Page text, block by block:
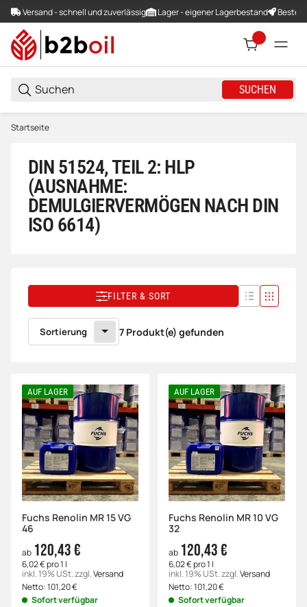
Versand - schnell und zuverlässig Lager - eigener Lagerbestand
SUCHEN
Startseite
DIN 51524, TEIL 2: HLP
(AUSNAHME:
DEMULGIERVERMÖGEN NACH DIN
ISO 6614)
FILTER & SORT
Sortierung 7 Produkt(e) gefunden
AUF LAGER
Fuchs Renolin MR 15 VG
46
ab 120,43 €
6,02 € pro 1 l
inkl. 19% USt.zzgl.Versand
Netto:101,20€
Sofort verfügbar
AUF LAGER
Fuchs Renolin MR 10 VG
32
ab 120,43 €
6,02 € pro 1 l
inkl. 19% USt.zzgl.Versand
Netto:101,20€
Sofort verfügbar